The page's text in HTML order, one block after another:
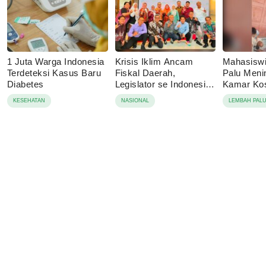
1 Juta Warga Indonesia
Terdeteksi Kasus Baru
Diabetes
KESEHATAN
Krisis Iklim Ancam
Fiskal Daerah,
Legislator se Indonesia
Dorong APBD Berbasis
Ketahanan Lingkungan
NASIONAL
Palu
Kamar
Tolak
LEMBAH PALU